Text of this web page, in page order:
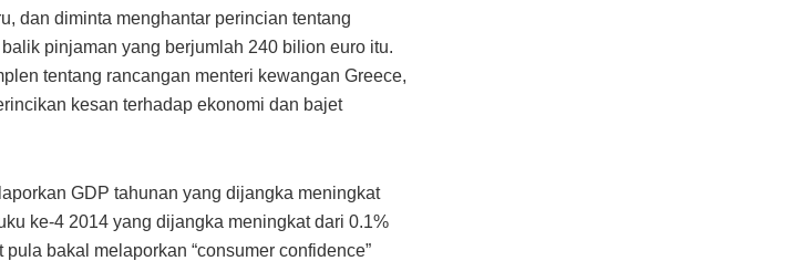
dan diminta menghantar perincian tentang
pinjaman yang berjumlah 240 bilion euro itu.
tentang rancangan menteri kewangan Greece,
kesan terhadap ekonomi dan bajet
GDP tahunan yang dijangka meningkat
ke-4 2014 yang dijangka meningkat dari 0.1%
bakal melaporkan “consumer confidence”